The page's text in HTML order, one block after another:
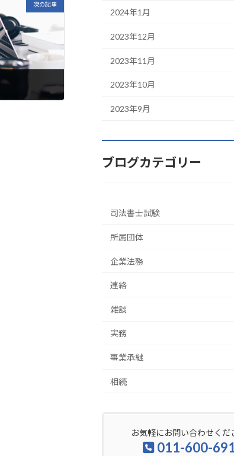
次の記事
2024年1月
2023年12月
2023年11月
2023年10月
2023年9月
ブログカテゴリー
司法書士試験
所属団体
企業法務
連絡
雑談
実務
事業承継
相続
お気軽にお問い合わせくだ
011-600-